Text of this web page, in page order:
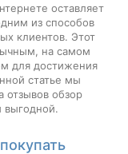
оставляет
из способов
клиентов. Этот
на самом
для достижения
статье мы
отзывов обзор
выгодной.